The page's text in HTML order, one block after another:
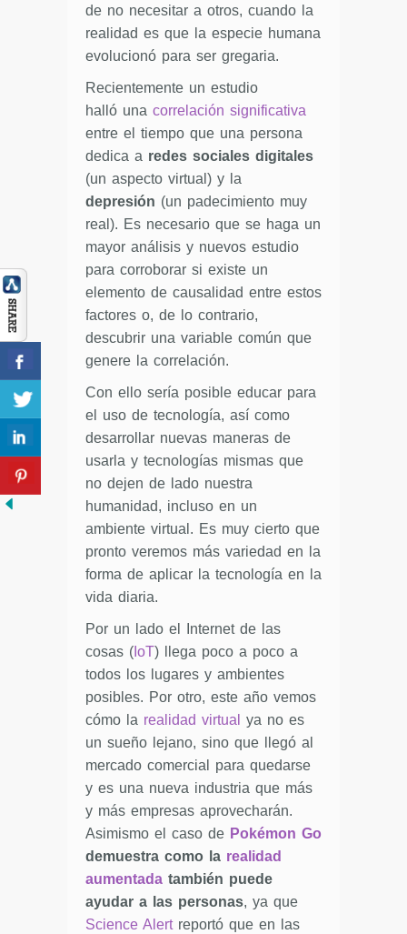
de no necesitar a otros, cuando la
realidad es que la especie humana
evolucionó para ser gregaria.
Recientemente un estudio
halló una correlación significativa
entre el tiempo que una persona
dedica a redes sociales digitales
(un aspecto virtual) y la
depresión (un padecimiento muy
real). Es necesario que se haga un
mayor análisis y nuevos estudio
para corroborar si existe un
elemento de causalidad entre estos
factores o, de lo contrario,
descubrir una variable común que
genere la correlación.
Con ello sería posible educar para
el uso de tecnología, así como
desarrollar nuevas maneras de
usarla y tecnologías mismas que
no dejen de lado nuestra
humanidad, incluso en un
ambiente virtual. Es muy cierto que
pronto veremos más variedad en la
forma de aplicar la tecnología en la
vida diaria.
Por un lado el Internet de las
cosas ( IoT) llega poco a poco a
todos los lugares y ambientes
posibles. Por otro, este año vemos
cómo la realidad virtual ya no es
un sueño lejano, sino que llegó al
mercado comercial para quedarse
y es una nueva industria que más
y más empresas aprovecharán.
Asimismo el caso de Pokémon Go
demuestra como la realidad
aumentada también puede
ayudar a las personas, ya que
Science Alertreportó que en las